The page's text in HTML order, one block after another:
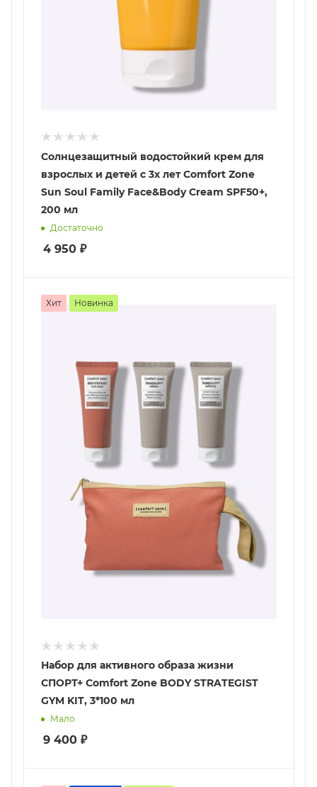
Солнцезащитный водостойкий крем для
взрослых и детей с 3х лет Comfort Zone
Sun Soul Family Face&Body Cream SPF50+,
200 мл
Достаточно
4 950 ₽
Хит Новинка
Набор для активного образа жизни
СПОРТ+ Comfort Zone BODY STRATEGIST
GYM KIT, 3*100 мл
Мало
9 400 ₽